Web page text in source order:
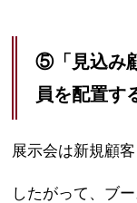
⑤「見込み
員を配置す
展示会は新規顧
したがって、ブ